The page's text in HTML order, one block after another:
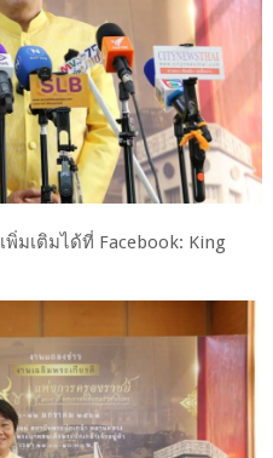
มเติมได้ที่ Facebook: King